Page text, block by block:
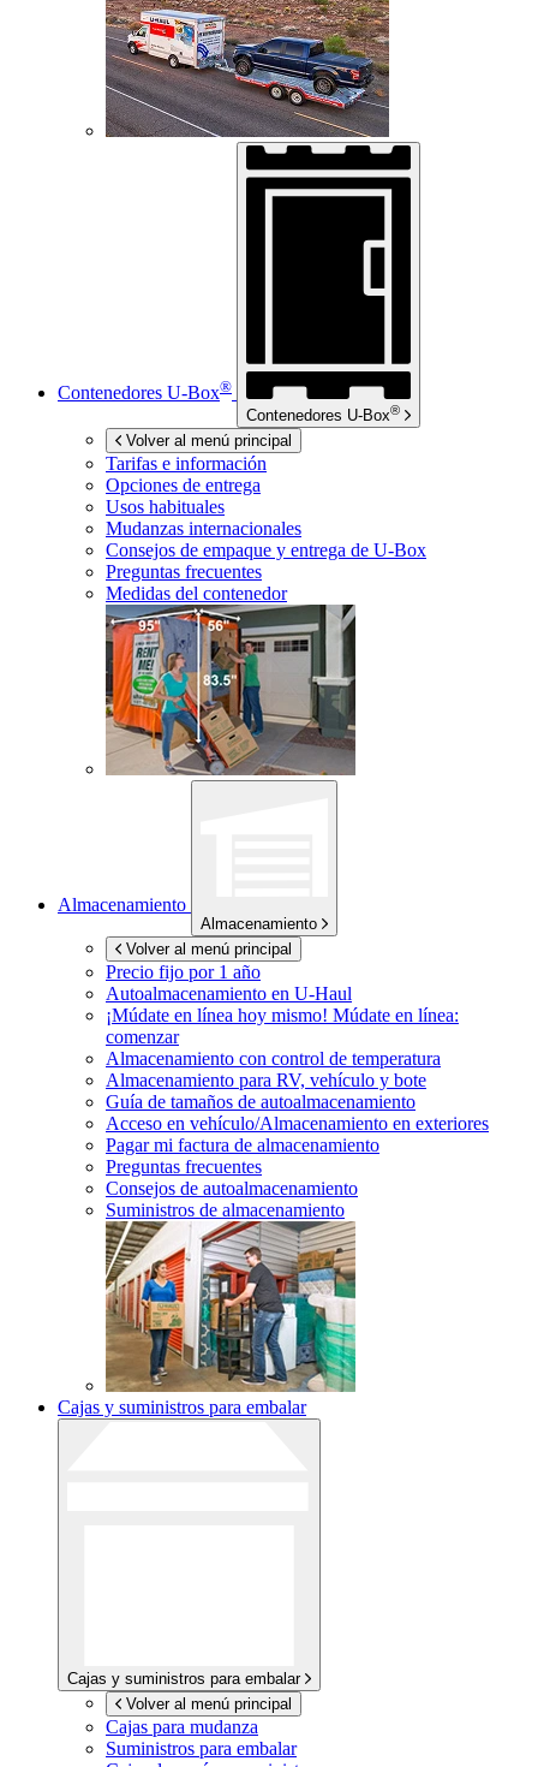
Contenedores U-Box®
Contenedores U-Box®
Volver al menú principal
Tarifas e información
Opciones de entrega
Usos habituales
Mudanzas internacionales
Consejos de empaque y entrega de U-Box
Preguntas frecuentes
Medidas del contenedor
Almacenamiento
Almacenamiento
Volver al menú principal
Precio fijo por 1 año
Autoalmacenamiento en U-Haul
¡Múdate en línea hoy mismo! Múdate en línea:
comenzar
Almacenamiento con control de temperatura
Almacenamiento para RV, vehículo y bote
Guía de tamaños de autoalmacenamiento
Acceso en vehículo/Almacenamiento en exteriores
Pagar mi factura de almacenamiento
Preguntas frecuentes
Consejos de autoalmacenamiento
Suministros de almacenamiento
Cajas y suministros para embalar
Cajas y suministros para embalar
Volver al menú principal
Cajas para mudanza
Suministros para embalar